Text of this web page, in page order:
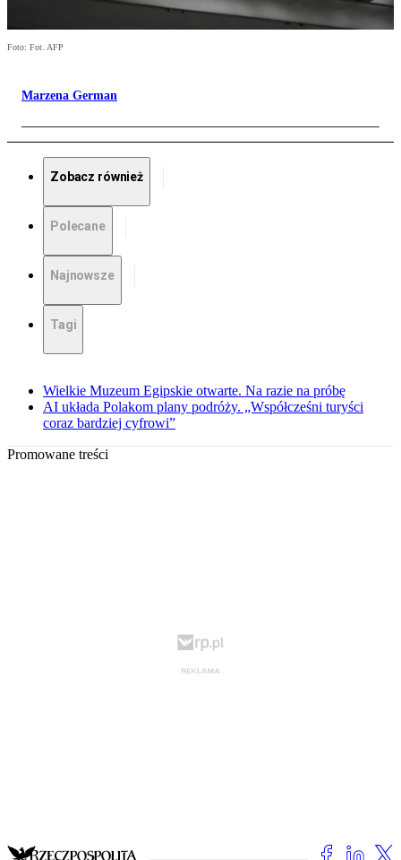
Foto: Fot. AFP
Marzena German
Zobacz również
Polecane
Najnowsze
Tagi
Wielkie Muzeum Egipskie otwarte. Na razie na próbę
AI układa Polakom plany podróży. „Współcześni turyści
coraz bardziej cyfrowi”
Promowane treści